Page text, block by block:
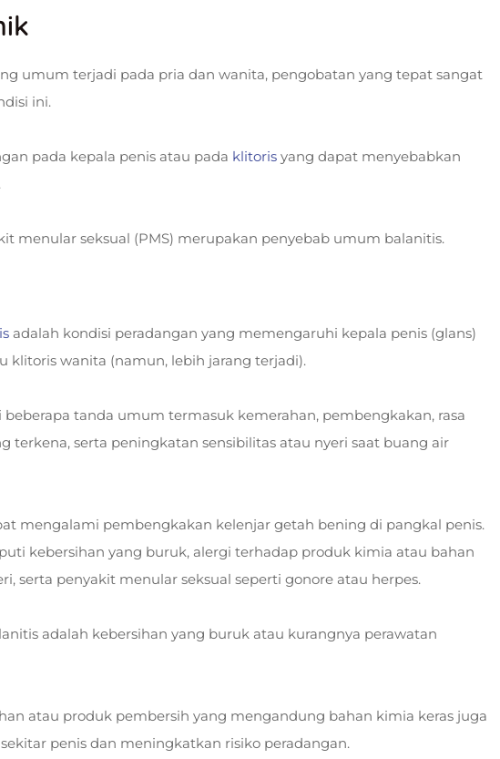
umum terjadi pada pria dan wanita, pengobatan yang tepat sangat
ini.
pada kepala penis atau pada klitoris yang dapat menyebabkan
menular seksual (PMS) merupakan penyebab umum balanitis.
adalah kondisi peradangan yang memengaruhi kepala penis (glans)
klitoris wanita (namun, lebih jarang terjadi).
beberapa tanda umum termasuk kemerahan, pembengkakan, rasa
terkena, serta peningkatan sensibilitas atau nyeri saat buang air
mengalami pembengkakan kelenjar getah bening di pangkal penis.
kebersihan yang buruk, alergi terhadap produk kimia atau bahan
serta penyakit menular seksual seperti gonore atau herpes.
adalah kebersihan yang buruk atau kurangnya perawatan
atau produk pembersih yang mengandung bahan kimia keras juga
penis dan meningkatkan risiko peradangan.